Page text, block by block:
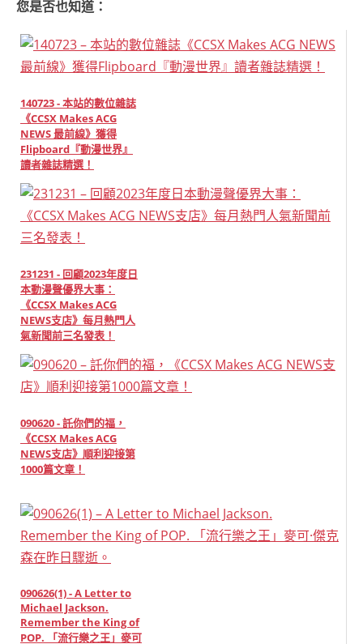
您是否也知道：
140723 - 本站的數位雜誌
《CCSX Makes ACG
NEWS 最前線》獲得
Flipboard『動漫世界』
讀者雜誌精選！
231231 - 回顧2023年度日
本動漫聲優界大事：
《CCSX Makes ACG
NEWS支店》每月熱門人
氣新聞前三名發表！
090620 - 託你們的福，
《CCSX Makes ACG
NEWS支店》順利迎接第
1000篇文章！
090626(1) - A Letter to
Michael Jackson.
Remember the King of
POP. 「流行樂之王」麥可